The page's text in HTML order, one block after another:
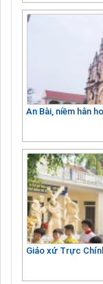
An Bài, niềm hân
Giáo xứ Trực